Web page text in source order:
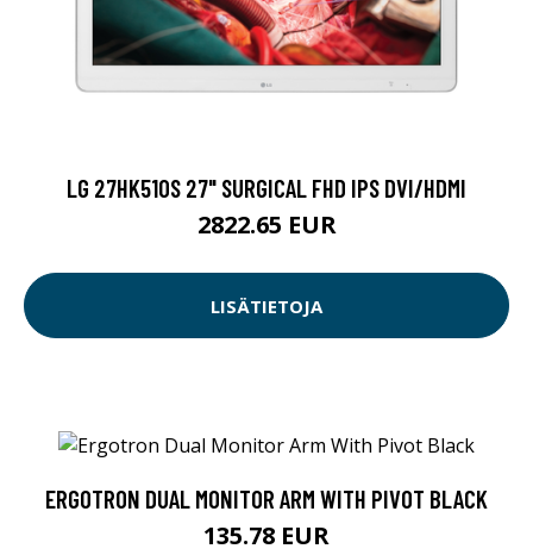
LG 27HK510S 27" SURGICAL FHD IPS DVI/HDMI
2822.65 EUR
LISÄTIETOJA
ERGOTRON DUAL MONITOR ARM WITH PIVOT BLACK
135.78 EUR